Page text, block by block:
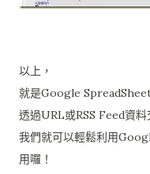
以上，
就是Google
透過URL或RSS Feed資料
我們就可以輕鬆利用
用囉！